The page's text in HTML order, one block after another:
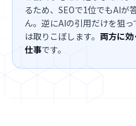
るため、SEOで1位でもAIが
ん。逆にAIの引用だけを狙
は取りこぼします。 両方に
仕事です。